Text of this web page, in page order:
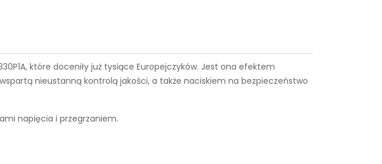
, które doceniły już tysiące Europejczyków. Jest ona efektem
nieustanną kontrolą jakości, a także naciskiem na bezpieczeństwo
napięcia i przegrzaniem.